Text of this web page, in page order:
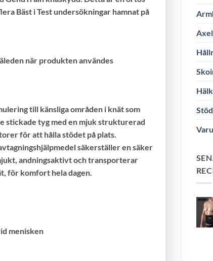
Bäst i Test undersökningar hamnat på
när produkten användes
till känsliga områden i knät som
stickade tyg med en mjuk strukturerad
för att hålla stödet på plats.
säkerställer en säker
andningsaktivt och transporterar
för komfort hela dagen.
menisken